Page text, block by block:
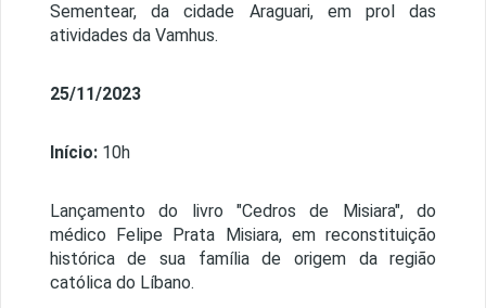
Sementear, da cidade Araguari, em prol das
atividades da Vamhus.
25/11/2023
Início:10h
Lançamento do livro "Cedros de Misiara", do
médico Felipe Prata Misiara, em reconstituição
histórica de sua família de origem da região
católica do Líbano.